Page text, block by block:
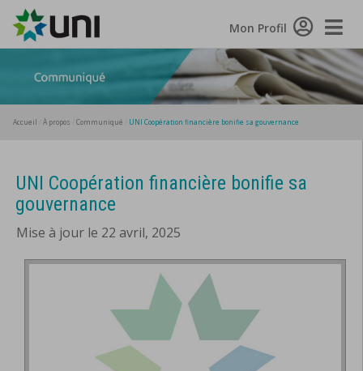
Toggle
Mon Profil
Accueil À propos Communiqué UNI Coopération financière bonifie sa gouvernance
UNI Coopération financière bonifie sa
gouvernance
Mise à jour le 22 avril, 2025